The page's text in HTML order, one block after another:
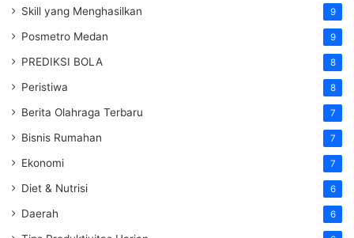
Skill yang Menghasilkan 9
Posmetro Medan 9
PREDIKSI BOLA 8
Peristiwa 8
Berita Olahraga Terbaru 7
Bisnis Rumahan 7
Ekonomi 7
Diet & Nutrisi 6
Daerah 6